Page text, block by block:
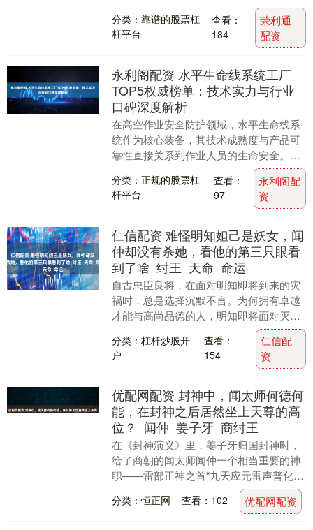
用时长累加，部分老旧小区的照明运维成
本每年可达数万元....
分类：靠谱的股票杠
杆平台
查看：
184
荣利通
配资
永利阁配资 水平生命线系统工厂
TOP5权威榜单：技术实力与行业
口碑深度解析
在高空作业安全防护领域，水平生命线系
统作为核心装备，其技术成熟度与产品可
靠性直接关系到作业人员的生命安全。本
文基于行业数据、市场占有率及用户反
馈，综合评选出水平....
分类：正规的股票杠
杆平台
查看：
97
永利阁配
资
仁信配资 难怪明知妲己是妖女，闻
仲却没有杀她，看他的第三只眼看
到了啥_纣王_天命_命运
自古忠臣良将，在面对明知即将到来的灾
祸时，总是选择沉默不言。为何拥有卓越
才能与高尚品德的人，明知即将面对灭顶
之灾，依然无法出手相救？《封神演义》
中的历史人物——....
分类：杠杆炒股开
户
查看：
154
仁信配
资
优配网配资 封神中，闻太师何德何
能，在封神之后居然坐上天尊的高
位？_闻仲_姜子牙_商纣王
在《封神演义》里，姜子牙归国封神时，
给了商朝的闻太师闻仲一个相当重要的神
职——雷部正神之首“九天应元雷声普化天
尊”。这位看似一心为国的忠臣，竟然获得
了如此高位，....
分类：恒正网 查看：102 优配网配资